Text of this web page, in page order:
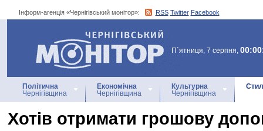
Інформ-агенція «Чернігівський монітор»: RSS Twitter Facebook
Інформ-агенція
«Чернігівський монітор»
П`ятниця, 7 серпня,
Політична
Чернігівщина
Економічна
Чернігівщина
Культурна
Чернігівщина
Хотів отримати грошову